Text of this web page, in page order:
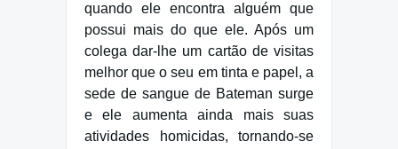
quando ele encontra alguém que
possui mais do que ele. Após um
colega dar-lhe um cartão de visitas
melhor que o seu em tinta e papel, a
sede de sangue de Bateman surge
e ele aumenta ainda mais suas
atividades homicidas, tornando-se